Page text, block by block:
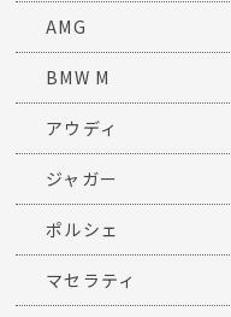
AMG
BMW M
アウディ
ジャガー
ポルシェ
マセラティ